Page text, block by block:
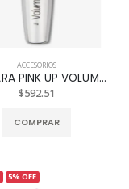
ACCESORIOS
MASCARA PINK UP VOLUME XTREME REF. PKM01 13GRS.
$592.51
COMPRAR
5% OFF